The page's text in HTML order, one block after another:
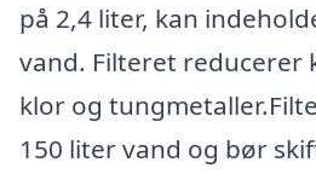
på 2,4 liter, kan
vand. Filteret reducerer
klor og
150 liter vand og bør